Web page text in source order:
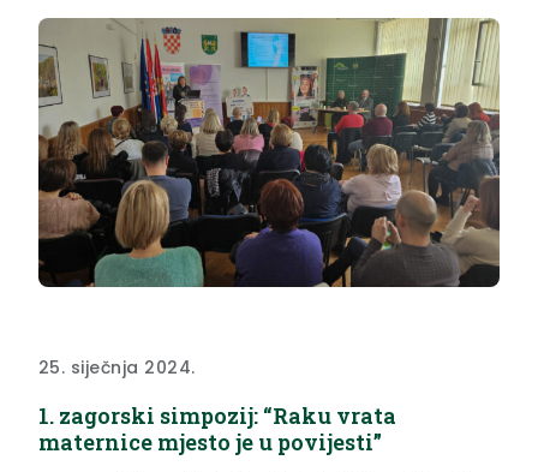
25. siječnja 2024.
1. zagorski simpozij: “Raku vrata
maternice mjesto je u povijesti”